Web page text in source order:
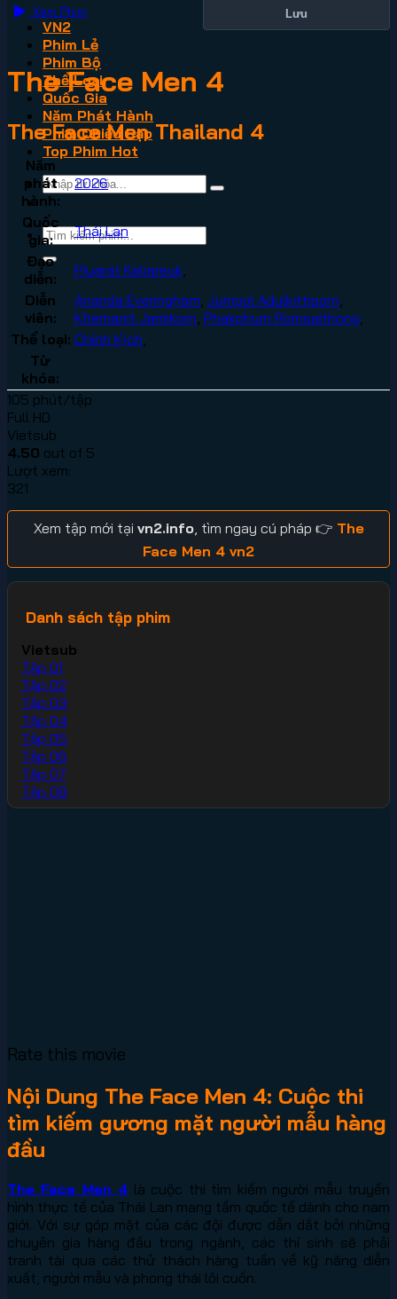
VN2
Phim Lẻ
Phim Bộ
Thể Loại
Quốc Gia
Năm Phát Hành
Phim Chiếu Rạp
Top Phim Hot
Xem Phim Lưu
The Face Men 4
The Face Men Thailand 4
Năm
phát
hành:
2026
Quốc
gia:
Thái Lan
Đạo
diễn:
Piyarat Kaljareuk
Diễn
viên:
Ananda Everingham Jumpol Adulkittiporn
Khemanit Jamikorn Phakphum Romsaithong
Thể loại: Chính Kịch
Từ
khóa:
105 phút/tập
Full HD
Vietsub
4.50 out of 5
Lượt xem:
321
Xem tập mới tại vn2.info, tìm ngay cú pháp 👉 The
Face Men 4 vn2
Danh sách tập phim
Vietsub
Tập 01
Tập 02
Tập 03
Tập 04
Tập 05
Tập 06
Tập 07
Tập 08
Rate this movie
Nội Dung The Face Men 4: Cuộc thi
tìm kiếm gương mặt người mẫu hàng
đầu
The Face Men 4 là cuộc thi tìm kiếm người mẫu truyền
hình thực tế của Thái Lan mang tầm quốc tế dành cho nam
giới. Với sự góp mặt của các đội được dẫn dắt bởi những
chuyên gia hàng đầu trong ngành, các thí sinh sẽ phải
tranh tài qua các thử thách hàng tuần về kỹ năng diễn
xuất, người mẫu và phong thái lôi cuốn.